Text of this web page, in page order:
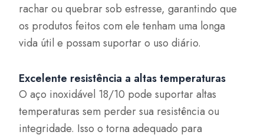
rachar ou quebrar sob estresse, garantindo que
os produtos feitos com ele tenham uma longa
vida útil e possam suportar o uso diário.
Excelente resistência a altas temperaturas
O aço inoxidável 18/10 pode suportar altas
temperaturas sem perder sua resistência ou
integridade. Isso o torna adequado para